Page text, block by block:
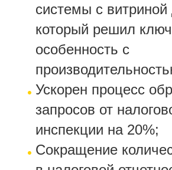
системы с
который решил
особенность с
Ускорен процесс
запросов от
инспекции на 20%;
Сокращение